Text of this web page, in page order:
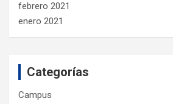
febrero 2021
enero 2021
Categorías
Campus